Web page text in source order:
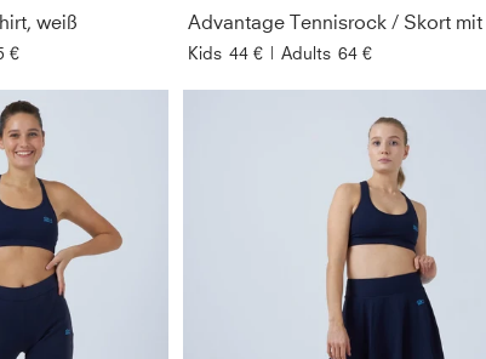
weiß
€ Kids 44 € | Adults 64 €